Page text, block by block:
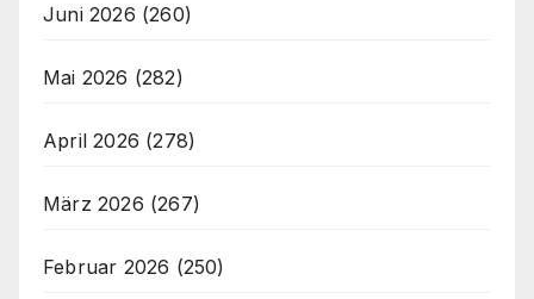
Juni 2026 (260)
Mai 2026 (282)
April 2026 (278)
März 2026 (267)
Februar 2026 (250)